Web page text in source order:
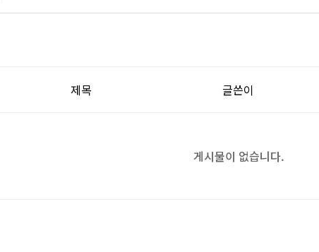
제목 글쓴이
게시물이 없습니다.